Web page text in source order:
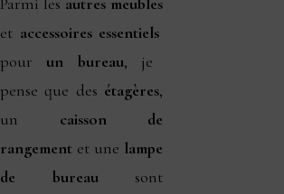
et accessoires essentiels
pour un bureau, je
pense que des étagères,
un caisson de
rangement et une lampe
de bureau sont